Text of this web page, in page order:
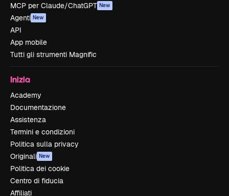
MCP per Claude/ChatGPT New
Agenti New
API
App mobile
Tutti gli strumenti Magnific
Inizia
Academy
Documentazione
Assistenza
Termini e condizioni
Politica sulla privacy
Originali New
Politica dei cookie
Centro di fiducia
Affiliati